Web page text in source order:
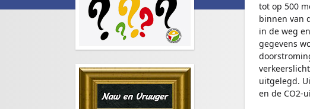
tot op 500
binnen van
in de weg
gegevens
uitgelegd.
en de CO2-